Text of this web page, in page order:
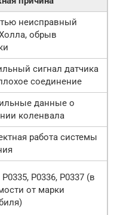
неисправный
обрыв
сигнал датчика
соединение
данные о
коленвала
работа системы
P0336, P0337 (в
от марки